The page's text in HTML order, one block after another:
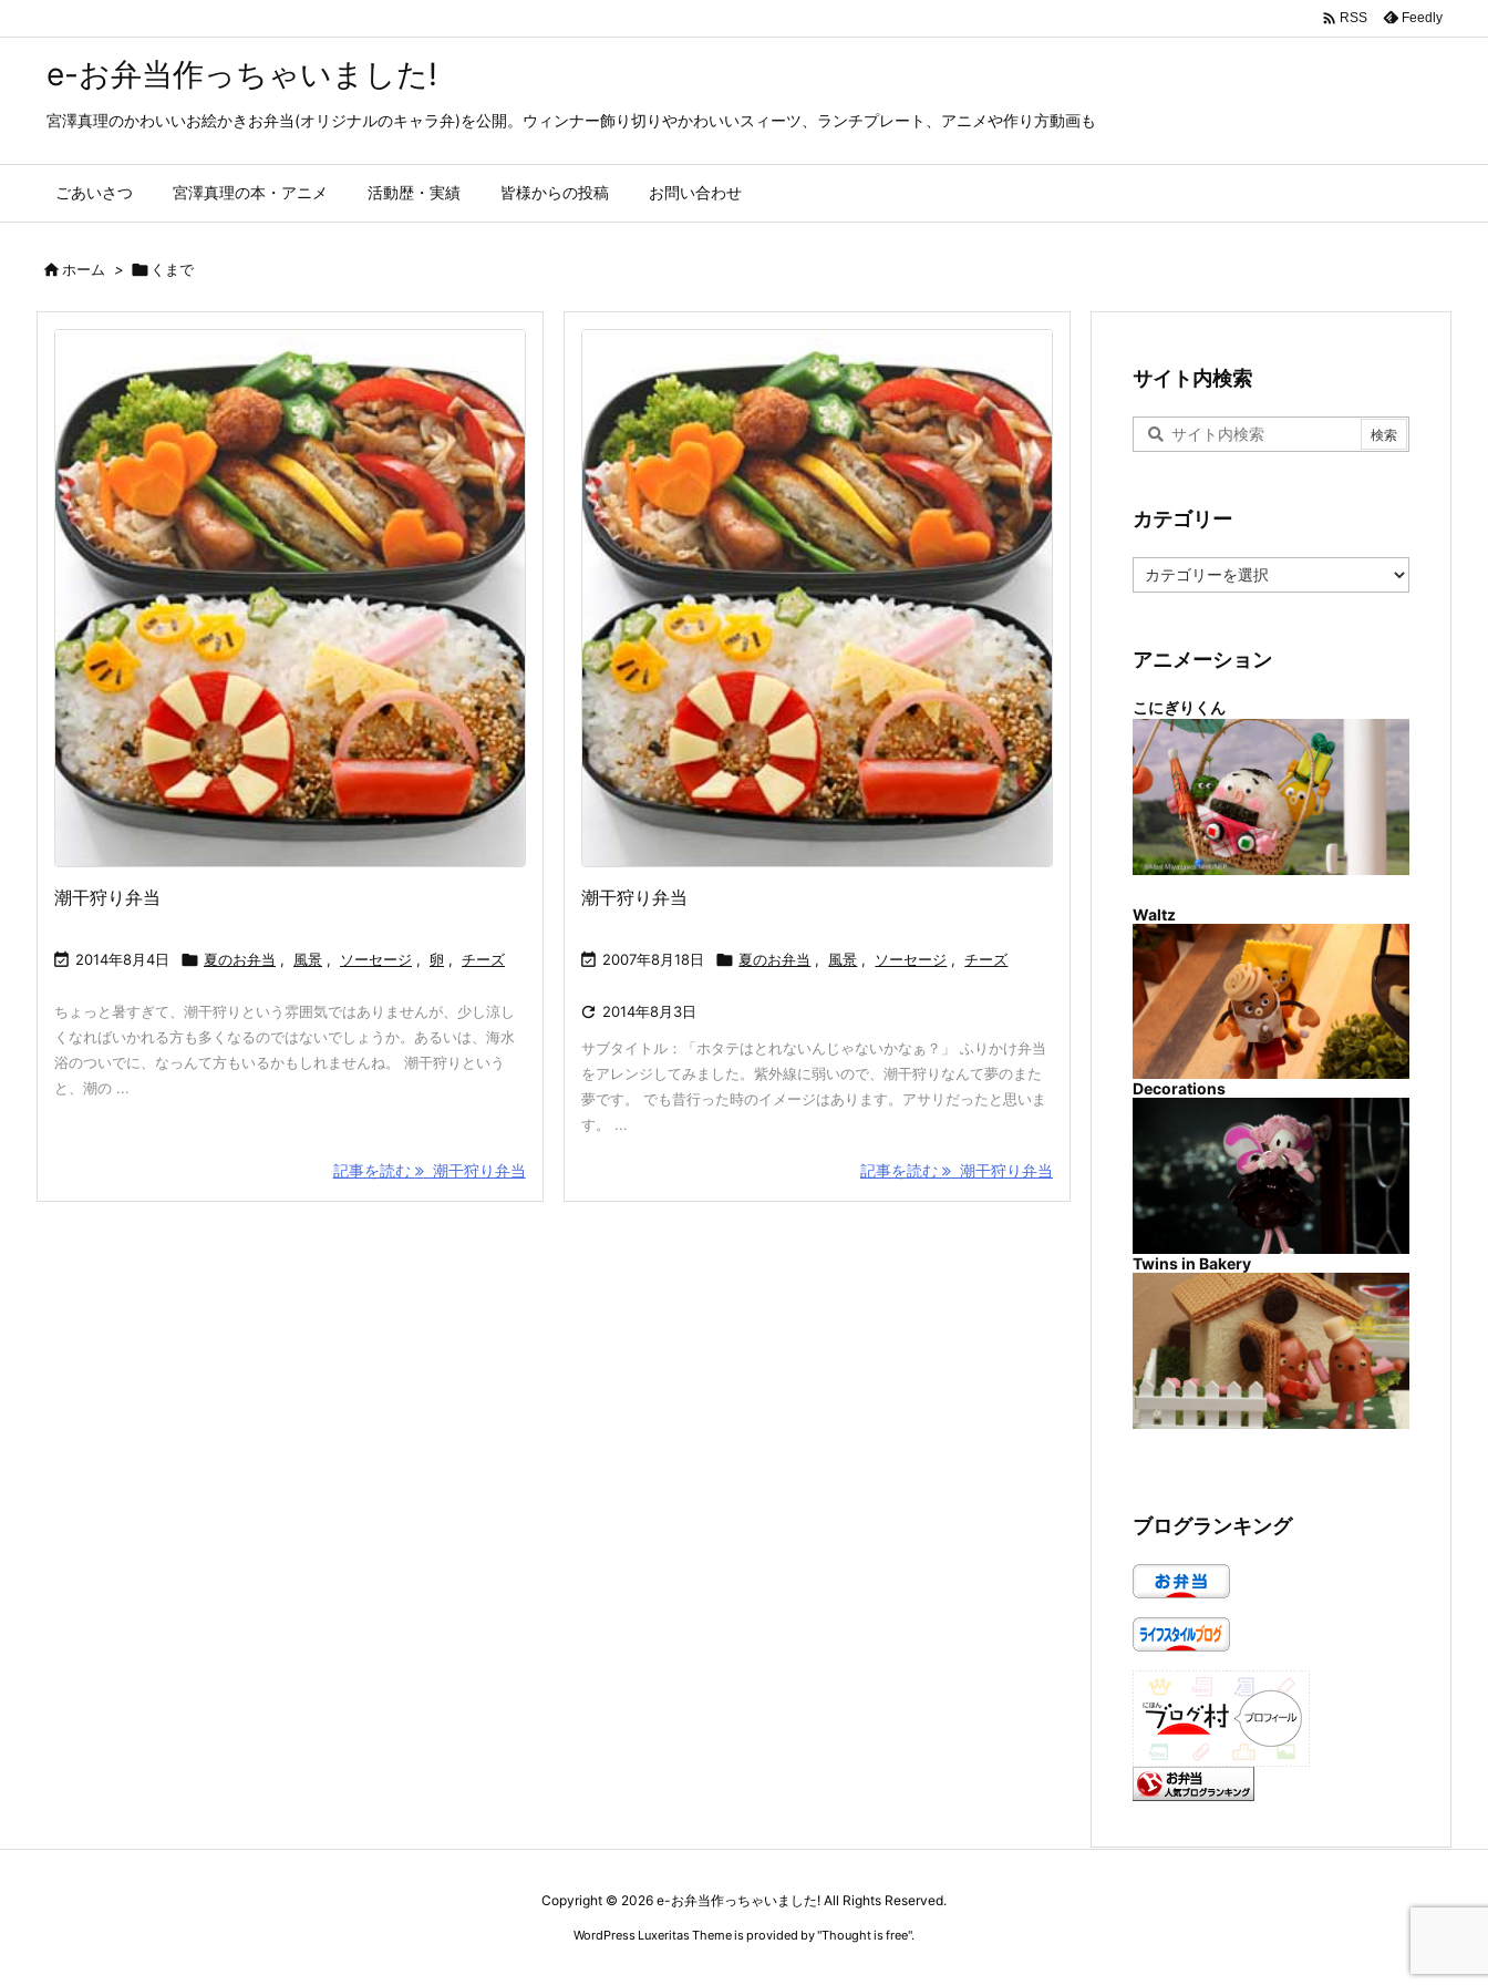
e-お弁当作っちゃいました!
宮澤真理のかわいいお絵かきお弁当(オリジナルのキャラ弁)を公開。ウィンナー飾り切りやかわいいスィーツ、ランチプレート、アニメや作り方動画も
ごあいさつ 宮澤真理の本・アニメ 活動歴・実績 皆様からの投稿 お問い合わせ
 RSS Feedly
ホーム >  くまで
潮干狩り弁当
 2014年8月4日  夏のお弁当 , 風景 , ソーセージ , 卵 , チーズ
ちょっと暑すぎて、潮干狩りという雰囲気ではありませんが、少し涼し
くなればいかれる方も多くなるのではないでしょうか。あるいは、海水
浴のついでに、なっんて方もいるかもしれませんね。 潮干狩りという
と、潮の ...
記事を読む 潮干狩り弁当
潮干狩り弁当
 2007年8月18日  夏のお弁当 , 風景 , ソーセージ , チーズ
 2014年8月3日
サブタイトル：「ホタテはとれないんじゃないかなぁ？」 ふりかけ弁当
をアレンジしてみました。紫外線に弱いので、潮干狩りなんて夢のまた
夢です。 でも昔行った時のイメージはあります。アサリだったと思いま
す。 ...
記事を読む 潮干狩り弁当
サイト内検索
カテゴリー
テ
ー
アニメーション
こにぎりくん
Waltz
Decorations
Twins in Bakery
ブログランキング
Copyright © 2026 e-お弁当作っちゃいました! All Rights Reserved.
WordPress Luxeritas Theme is provided by "Thought is free".